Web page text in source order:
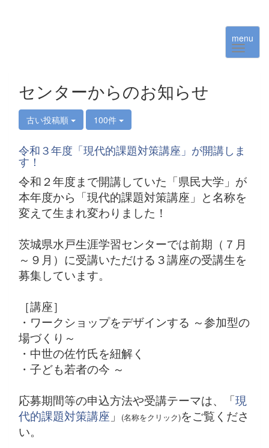
menu
センターからのお知らせ
古い投稿順 100件
令和３年度「現代的課題対策講座」が開講しま
す！
令和２年度まで開講していた「県民大学」が
本年度から「現代的課題対策講座」と名称を
変えて生まれ変わりました！
茨城県水戸生涯学習センターでは前期（７月
～９月）に受講いただける３講座の受講生を
募集しています。
［講座］
・ワークショップをデザインする ～参加型の
場づくり～
・中世の佐竹氏を紐解く
・子ども若者の今 ～
応募期間等の申込方法や受講テーマは、「現
代的課題対策講座 」 (名称をクリック)をご覧くださ
い。